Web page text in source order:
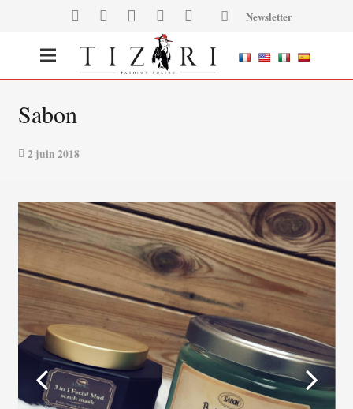
Newsletter
Sabon
2 juin 2018